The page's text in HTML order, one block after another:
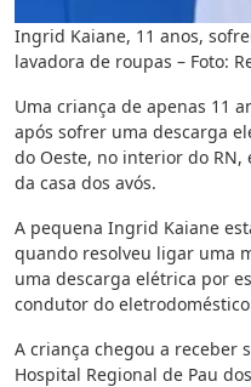
Ingrid Kaiane, 11 anos,
lavadora de roupas – Foto:
Uma criança de apenas 11
após sofrer uma descarga
do Oeste, no interior do
da casa dos avós.
A pequena Ingrid Kaiane
quando resolveu ligar uma
uma descarga elétrica por
condutor do
A criança chegou a receber
Hospital Regional de Pau